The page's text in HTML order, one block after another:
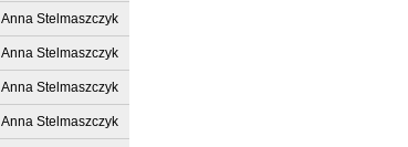
Anna Stelmaszczyk
Anna Stelmaszczyk
Anna Stelmaszczyk
Anna Stelmaszczyk